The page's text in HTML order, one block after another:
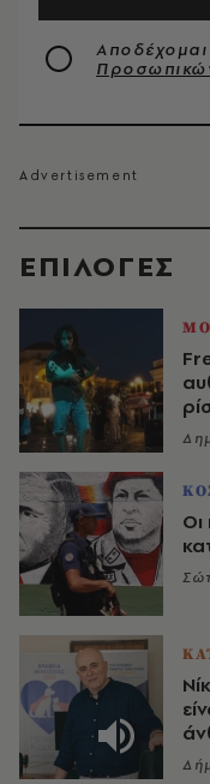
EΠΙΛΟΓΈΣ
Οι
Αποδέχομαι